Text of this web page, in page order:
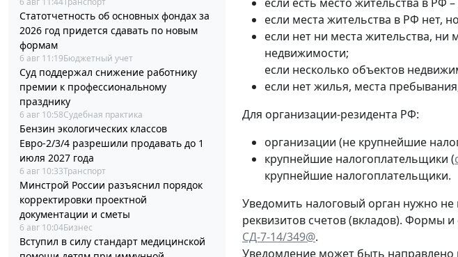
Статотчетность об основных фондах за
2026 год придется сдавать по новым
формам
6 авг 11:19Бюджетный учет
Суд поддержал снижение работнику
премии к профессиональному
празднику
6 авг 10:58Судебная практика
Бензин экологических классов
Евро-2/3/4 разрешили продавать до 1
июля 2027 года
6 авг 10:33Транспорт
Минстрой России разъяснил порядок
корректировки проектной
документации и сметы
6 авг 10:04Бизнес
Вступил в силу стандарт медицинской
если места жительства в РФ нет,
если нет ни места жительства,
недвижимости;
если несколько объектов
если нет жилья, места
Для организации-резидента РФ:
организации (не крупнейшие
крупнейшие налогоплательщики (
крупнейшие налогоплательщики.
Уведомить налоговый орган нужно не
реквизитов счетов (вкладов). Формы
СД-7-14/349@.
Уведомление может быть